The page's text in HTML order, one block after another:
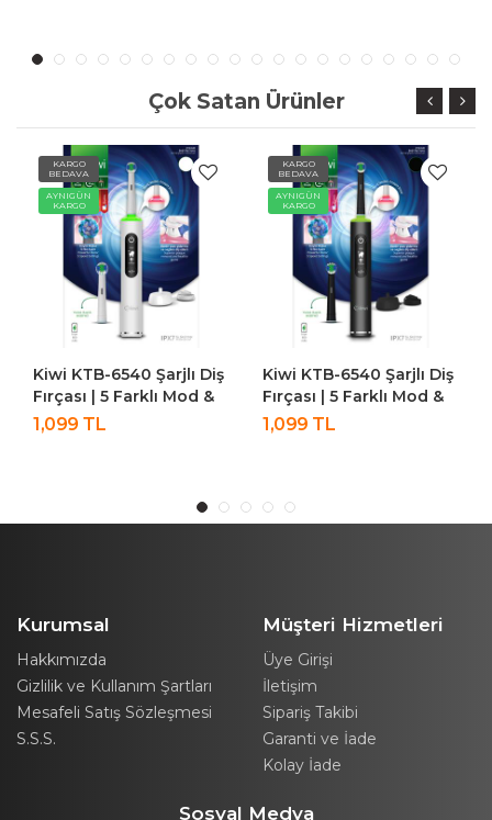
Çok Satan Ürünler
6540 Şarjlı Diş
| 5 Farklı Mod &
Beyaz
TL
KARGO
BEDAVA
Kiwi KTB-6540 Şarjlı Diş
Fırçası | 5 Farklı Mod &
LCD Ekran Siyah
1,099 TL
KARGO
BEDAVA
Kiwi
Kurumsal
Hakkımızda
Gizlilik ve Kullanım Şartları
Mesafeli Satış Sözleşmesi
S.S.S.
Müşteri Hizmetleri
Üye Girişi
İletişim
Sipariş Takibi
Garanti ve İade
Kolay İade
Sosyal Medya